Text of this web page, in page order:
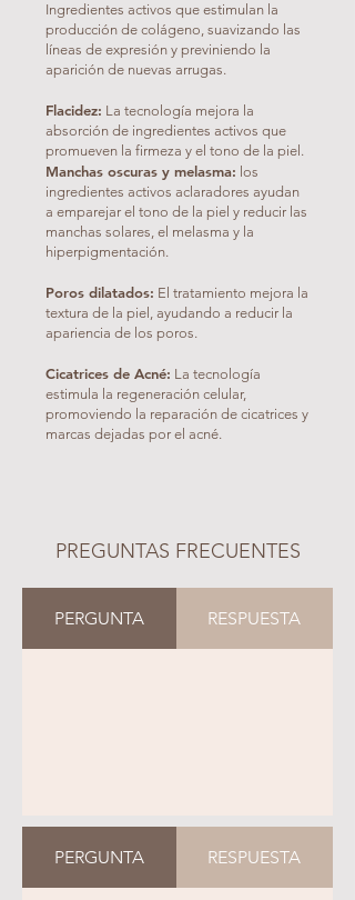
Ingredientes activos que estimulan la
producción de colágeno, suavizando las
líneas de expresión y previniendo la
aparición de nuevas arrugas.
Flacidez: La tecnología mejora la
absorción de ingredientes activos que
promueven la firmeza y el tono de la piel.
Manchas oscuras y melasma: los
ingredientes activos aclaradores ayudan
a emparejar el tono de la piel y reducir las
manchas solares, el melasma y la
hiperpigmentación.
Poros dilatados: El tratamiento mejora la
textura de la piel, ayudando a reducir la
apariencia de los poros.
Cicatrices de Acné: La tecnología
estimula la regeneración celular,
promoviendo la reparación de cicatrices y
marcas dejadas por el acné.
PREGUNTAS FRECUENTES
PERGUNTA RESPUESTA
PERGUNTA RESPUESTA